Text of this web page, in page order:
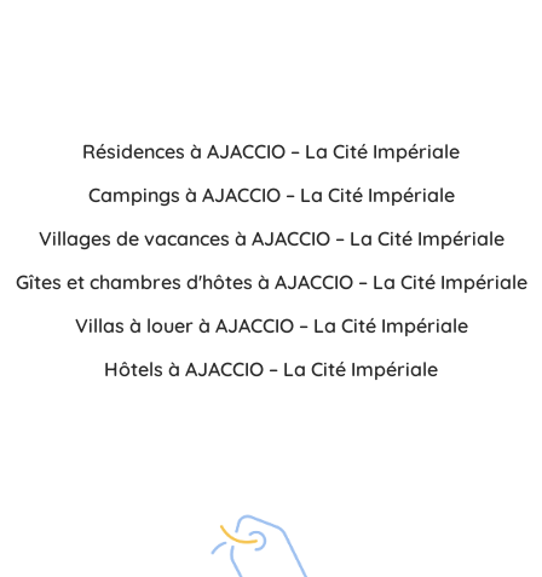
Résidences à AJACCIO – La Cité Impériale
Campings à AJACCIO – La Cité Impériale
Villages de vacances à AJACCIO – La Cité Impériale
Gîtes et chambres d'hôtes à AJACCIO – La Cité Impériale
Villas à louer à AJACCIO – La Cité Impériale
Hôtels à AJACCIO – La Cité Impériale